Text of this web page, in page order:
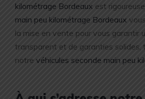
kilométrage Bordeaux est
main peu kilométrage Bordeaux
la mise en vente pour vous garantir
transparent et de garanties solides,
notre véhicules seconde main peu